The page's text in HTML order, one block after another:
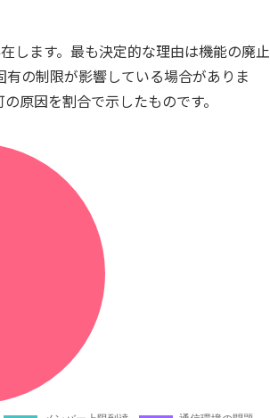
します。最も決定的な理由は機能の廃止
の制限が影響している場合がありま
原因を割合で示したものです。